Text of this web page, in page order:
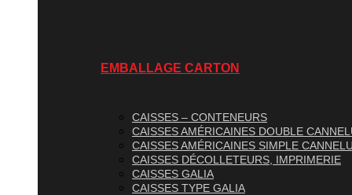
EMBALLAGE CARTON
CAISSES – CONTENEURS
CAISSES AMÉRICAINES DOUBLE
CAISSES AMÉRICAINES SIMPLE
CAISSES DÉCOLLETEURS, IMPRIMERIE
CAISSES GALIA
CAISSES TYPE GALIA